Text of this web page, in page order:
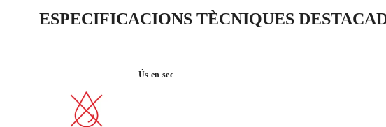
ESPECIFICACIONS TÈCNIQUES
Ús en sec